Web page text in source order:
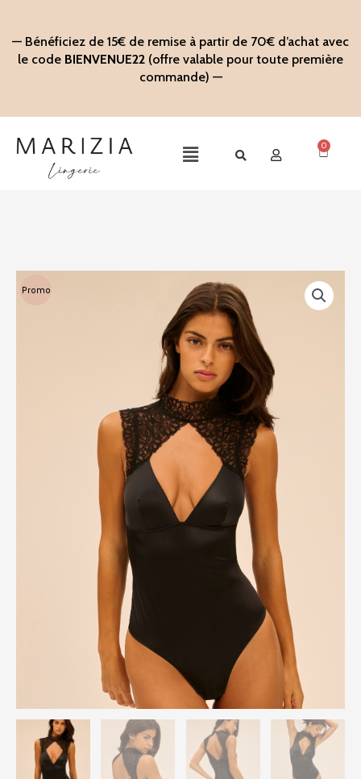
contenu
— Bénéficiez de 15€ de remise à partir de 70€ d’achat avec
le code BIENVENUE22 (offre valable pour toute première
commande) —
Main
0
Panier
Promo